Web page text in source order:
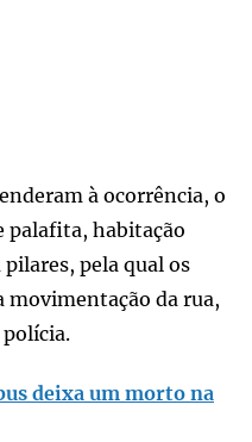
à ocorrência, o
palafita, habitação
pela qual os
movimentação da rua,
polícia.
deixa um morto na